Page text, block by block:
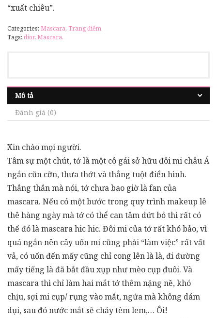
“xuất chiêu”.
Categories: Mascara, Trang điểm
Tags: dior, Mascara.
Mô tả
Đánh giá (0)
Xin chào mọi người.
Tâm sự một chút, tớ là một cô gái sở hữu đôi mi châu Á
ngắn cũn cỡn, thưa thớt và thẳng tuột điển hình.
Thẳng thắn mà nói, tớ chưa bao giờ là fan của
mascara. Nếu có một bước trong quy trình makeup lê
thê hàng ngày mà tớ có thể can tâm dứt bỏ thì rất có
thể đó là mascara hic hic. Đôi mi của tớ rất khó bảo, vì
quá ngắn nên cây uốn mi cũng phải “làm việc” rất vất
vả, có uốn đến mấy cũng chỉ cong lên là là, đi đường
mấy tiếng là đã bắt đầu xụp như mèo cụp đuôi. Và
mascara thì chỉ làm hai mắt tớ thêm nặng nề, khó
chịu, sợi mi cụp/ rụng vào mắt, ngứa mà không dám
dụi, sau đó nước mắt sẽ chảy tèm lem,… Ôi!